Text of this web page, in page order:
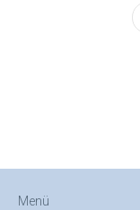
Menü